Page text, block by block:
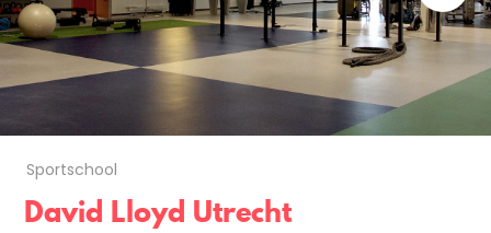
Sportschool
David Lloyd Utrecht